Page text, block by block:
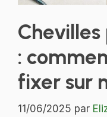
:
fixer sur
11/06/2025 par